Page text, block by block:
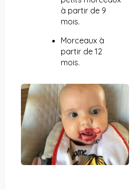
à partir de 9
mois.
Morceaux à
partir de 12
mois.